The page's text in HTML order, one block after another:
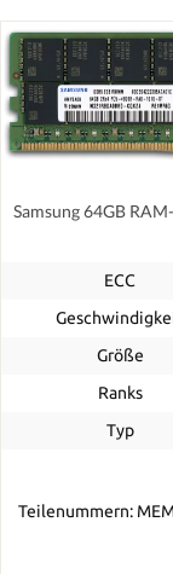
Samsung 64GB
ECC
Größe
Ranks
Typ
Teilenummern: